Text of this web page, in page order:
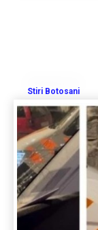
Stiri Botosani